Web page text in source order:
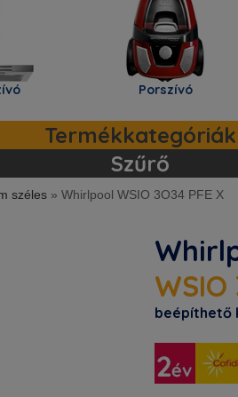
Porszívó
Termékkategóriák
Szűrő
széles » Whirlpool WSIO 3O34 PFE X
WSIO
beépíthető